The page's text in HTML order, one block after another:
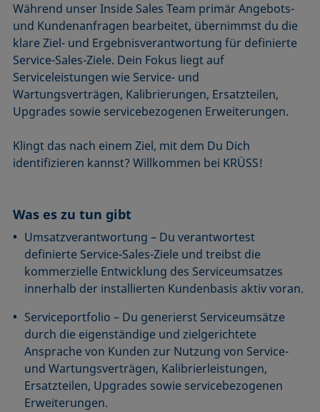
Während unser Inside Sales Team primär Angebots-
und Kundenanfragen bearbeitet, übernimmst du die
klare Ziel- und Ergebnisverantwortung für definierte
Service-Sales-Ziele. Dein Fokus liegt auf
Serviceleistungen wie Service- und
Wartungsverträgen, Kalibrierungen, Ersatzteilen,
Upgrades sowie servicebezogenen Erweiterungen.
Klingt das nach einem Ziel, mit dem Du Dich
identifizieren kannst? Willkommen bei KRÜSS!
Was es zu tun gibt
Umsatzverantwortung – Du verantwortest
definierte Service-Sales-Ziele und treibst die
kommerzielle Entwicklung des Serviceumsatzes
innerhalb der installierten Kundenbasis aktiv voran.
Serviceportfolio – Du generierst Serviceumsätze
durch die eigenständige und zielgerichtete
Ansprache von Kunden zur Nutzung von Service-
und Wartungsverträgen, Kalibrierleistungen,
Ersatzteilen, Upgrades sowie servicebezogenen
Erweiterungen.